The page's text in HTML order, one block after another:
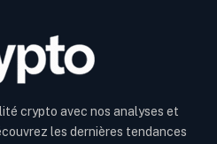
crypto avec nos analyses et
les dernières tendances